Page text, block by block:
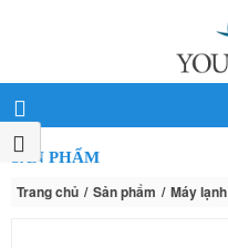
SẢN PHẨM
Trang chủ Sản phẩm Máy lạnh